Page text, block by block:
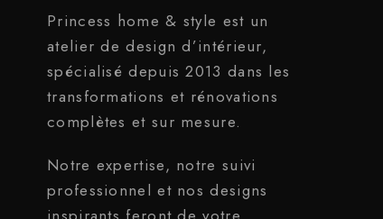
Princess home & style est un
atelier de design d’intérieur,
spécialisé depuis 2013 dans les
transformations et rénovations
complètes et sur mesure.
Notre expertise, notre suivi
professionnel et nos designs